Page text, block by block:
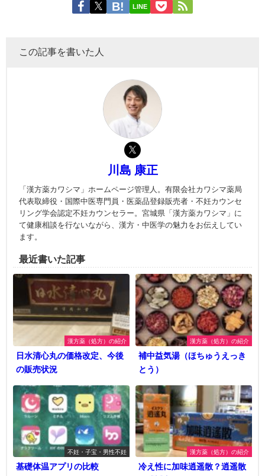
LINE
この記事を書いた人
川島 康正
「漢方薬カワシマ」ホームページ管理人。有限会社カワシマ薬局
代表取締役・国際中医専門員・医薬品登録販売者・不妊カウンセ
リング学会認定不妊カウンセラー。宮城県「漢方薬カワシマ」に
て健康相談を行ないながら、漢方・中医学の魅力をお伝えしてい
ます。
最近書いた記事
漢方薬（処方）の紹介
日水清心丸の価格改定、今後
の販売状況
漢方薬（処方）の紹介
補中益気湯（ほちゅうえっき
とう）
不妊・子宝・男性不妊
基礎体温アプリの比較
漢方薬（処方）の紹介
冷え性に加味逍遥散？逍遥散